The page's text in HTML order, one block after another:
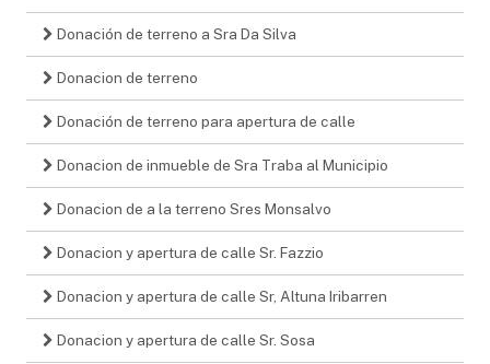
Donación de terreno a Sra Da Silva
Donacion de terreno
Donación de terreno para apertura de calle
Donacion de inmueble de Sra Traba al Municipio
Donacion de a la terreno Sres Monsalvo
Donacion y apertura de calle Sr. Fazzio
Donacion y apertura de calle Sr, Altuna Iribarren
Donacion y apertura de calle Sr. Sosa